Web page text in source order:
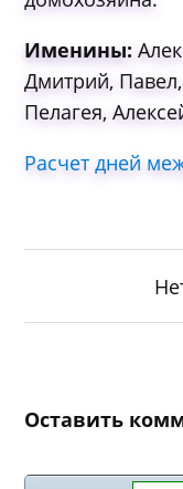
Именины:
Дмитрий,
Пелагея,
Расчет дней
Оставить